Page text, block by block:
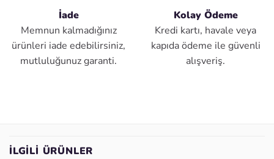
İade
Memnun kalmadığınız
ürünleri iade edebilirsiniz,
mutluluğunuz garanti.
Kolay Ödeme
Kredi kartı, havale veya
kapıda ödeme ile güvenli
alışveriş.
İLGILI ÜRÜNLER